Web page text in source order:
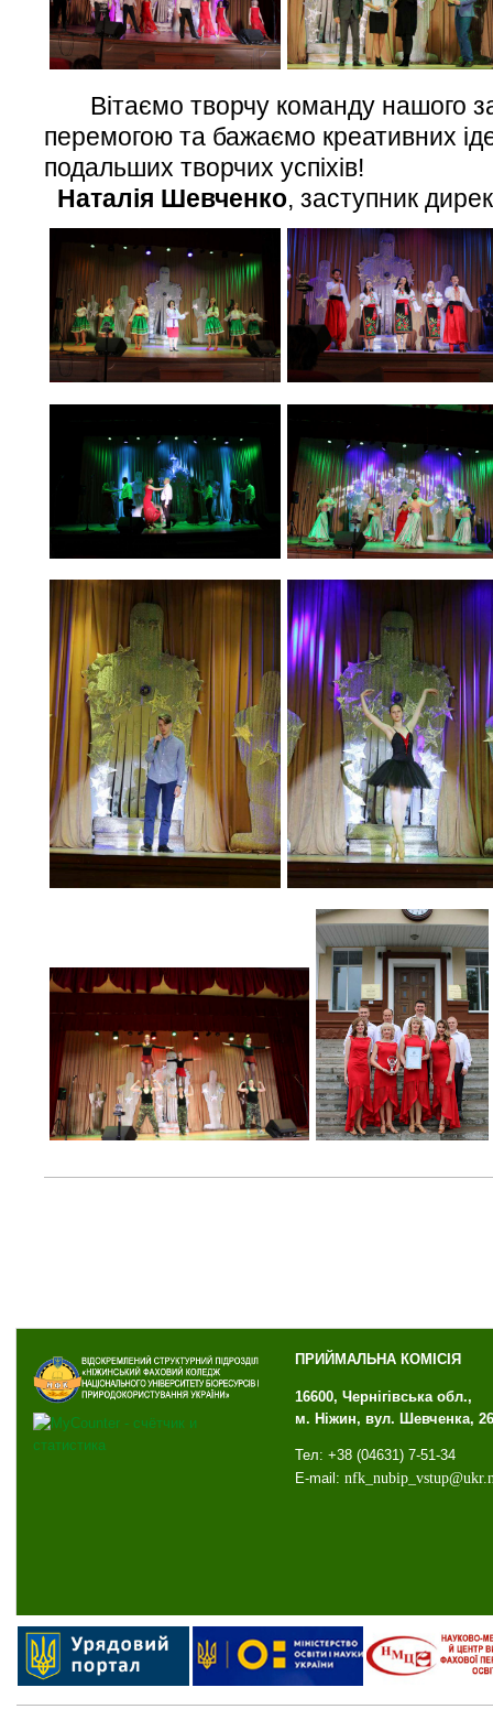
Вітаємо творчу команду нашого
перемогою та бажаємо креативних
подальших творчих успіхів!
Наталія Шевченко, заступник
ПРИЙМАЛЬНА КОМІСІЯ
16600, Чернігівська обл.,
м. Ніжин, вул. Шевченка, 26
Тел: +38 (04631) 7-51-34
E-mail: nfk_ nubip_ vstup@ukr.